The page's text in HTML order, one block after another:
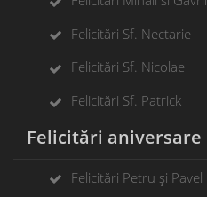
Felicitări Sf. Nectarie
Felicitări Sf. Nicolae
Felicitări Sf. Patrick
Felicitări aniversare
Felicitări Petru și Pavel